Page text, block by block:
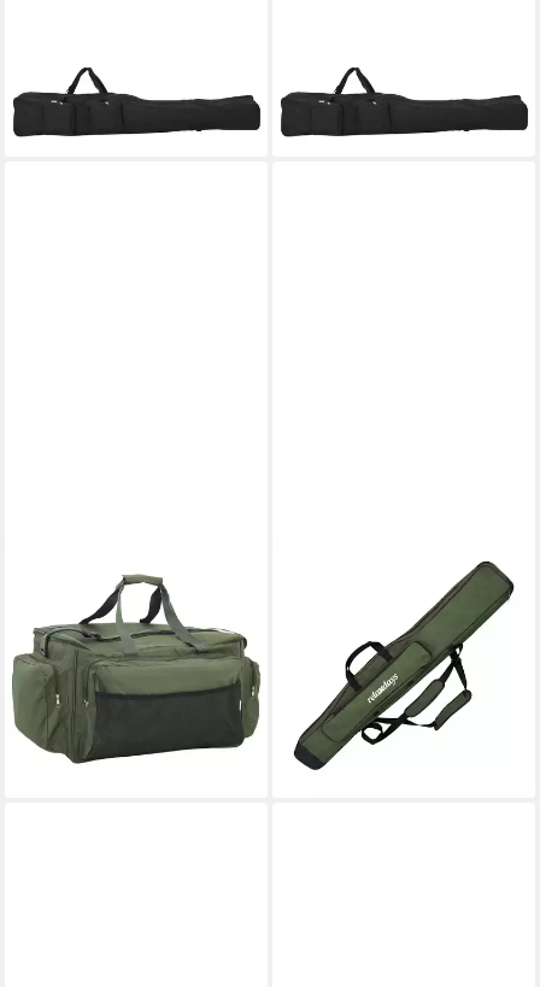
150 cm Oxford-Gewebe
ab 33,99 €
lieferbar - in 4-5 Werktagen bei dir
160 cm Oxford-Gewebe
ab 29,99 €
lieferbar - in 4-5 Werktagen bei dir
Angelkoffer Angeltasche
Wasserdicht Dunkelgrün
Oxford-Gewebe
ab 39,99 €
lieferbar - in 4-5 Werktagen bei dir
Angelrutentasche Große
Angeltasche Rutentasche 5
Fächer, grün, 130 cm
ab 23,99 € UVP39,99 €
-40%
lieferbar - in 2-3 Werktagen bei dir